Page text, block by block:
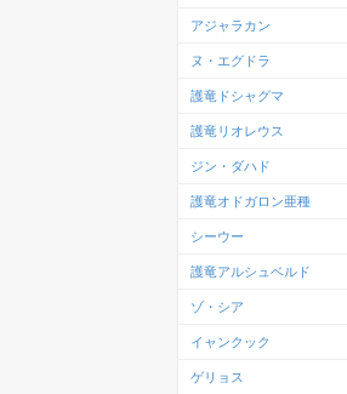
アジャラカン
ヌ・エグドラ
護竜ドシャグマ
護竜リオレウス
ジン・ダハド
護竜オドガロン亜種
シーウー
護竜アルシュベルド
ゾ・シア
イャンクック
ゲリョス